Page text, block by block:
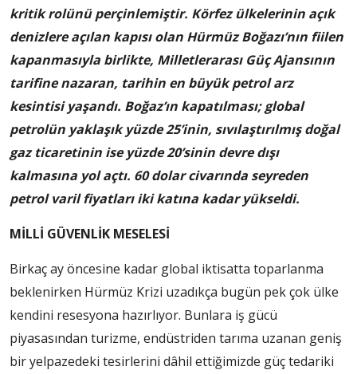
kritik rolünü perçinlemiştir. Körfez ülkelerinin açık
denizlere açılan kapısı olan Hürmüz Boğazı’nın fiilen
kapanmasıyla birlikte, Milletlerarası Güç Ajansının
tarifine nazaran, tarihin en büyük petrol arz
kesintisi yaşandı. Boğaz’ın kapatılması; global
petrolün yaklaşık yüzde 25’inin, sıvılaştırılmış doğal
gaz ticaretinin ise yüzde 20’sinin devre dışı
kalmasına yol açtı. 60 dolar civarında seyreden
petrol varil fiyatları iki katına kadar yükseldi.
MİLLİ GÜVENLİK MESELESİ
Birkaç ay öncesine kadar global iktisatta toparlanma
beklenirken Hürmüz Krizi uzadıkça bugün pek çok ülke
kendini resesyona hazırlıyor. Bunlara iş gücü
piyasasından turizme, endüstriden tarıma uzanan geniş
bir yelpazedeki tesirlerini dâhil ettiğimizde güç tedariki